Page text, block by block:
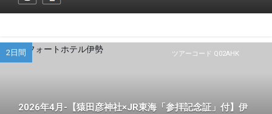
ツアーコード Q02AHK
2日間
2026年4月-【猿田彦神社×JR東海「参拝記念証」付】伊